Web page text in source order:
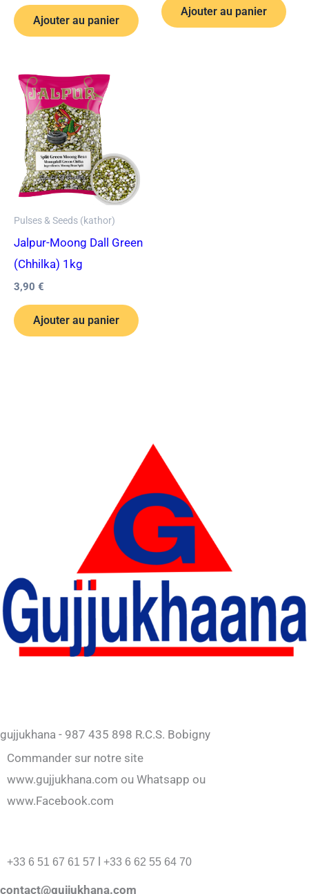
Ajouter au panier
Ajouter au panier
Pulses & Seeds (kathor)
Jalpur-Moong Dall Green
(Chhilka) 1kg
3,90 €
Ajouter au panier
gujjukhana - 987 435 898 R.C.S. Bobigny
Commander sur notre site
www.gujjukhana.com ou Whatsapp ou
www.Facebook.com
+33 6 51 67 61 57 l +33 6 62 55 64 70
contact@gujjukhana.com